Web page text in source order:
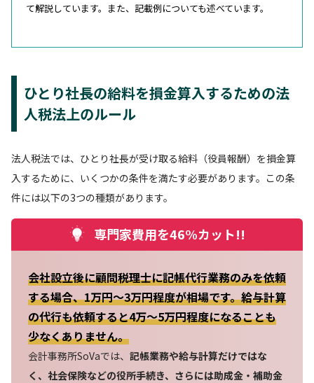
て解説しています。また、記載例についても述べています。
ひとり社長の給料を損金算入するための法
人税法上のルール
法人税法では、ひとり社長が受け取る給料（役員報酬）を損金算
入するために、いくつかの条件を満たす必要があります。この条
件には以下の3つの種類があります。
専門家費用を46%カット!!
会社設立後に顧問税理士に記帳代行業務のみを依頼
する場合、1万円～3万円程度が相場です。給与計算
の代行も依頼すると4万～5万円程度になることも
少なくありません。
会計事務所SoVaでは、 記帳業務や給与計算だけではな
く、社会保険などの役所手続き、さらには助成金・補助金